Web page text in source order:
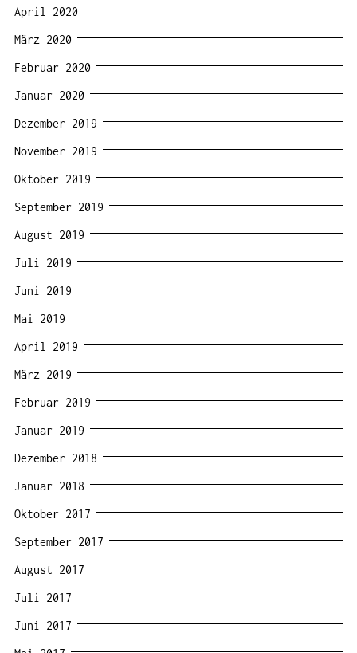
April 2020
März 2020
Februar 2020
Januar 2020
Dezember 2019
November 2019
Oktober 2019
September 2019
August 2019
Juli 2019
Juni 2019
Mai 2019
April 2019
März 2019
Februar 2019
Januar 2019
Dezember 2018
Januar 2018
Oktober 2017
September 2017
August 2017
Juli 2017
Juni 2017